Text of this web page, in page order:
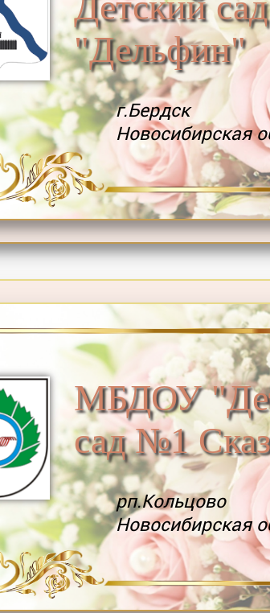
"Дельфин"
г.Бердск
Новосибирская
МБДОУ
сад №1
рп.Кольцово
Новосибирская